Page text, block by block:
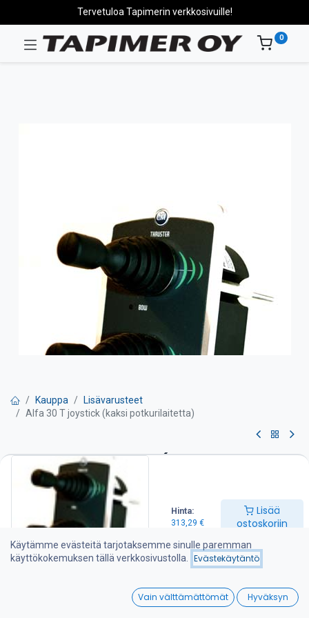
Hinta:
313,29 €
Lisää
ostoskoriin
Wishlist
Tervetuloa Tapimerin verkkosivuille!
0
Kauppa
Lisävarusteet
Alfa 30 T joystick (kaksi potkurilaitetta)
Alfa 30 T joystick (kaksi
potkurilaitetta)
Sopii keula sekä peräpotkurille
-sisältää vaihtoviiveyksikön
-automaattinen poiskytkennän säätö
Käytämme evästeitä tarjotaksemme sinulle paremman
käyttökokemuksen tällä verkkosivustolla.
Evästekäytäntö
Vain välttämättömät Hyväksyn